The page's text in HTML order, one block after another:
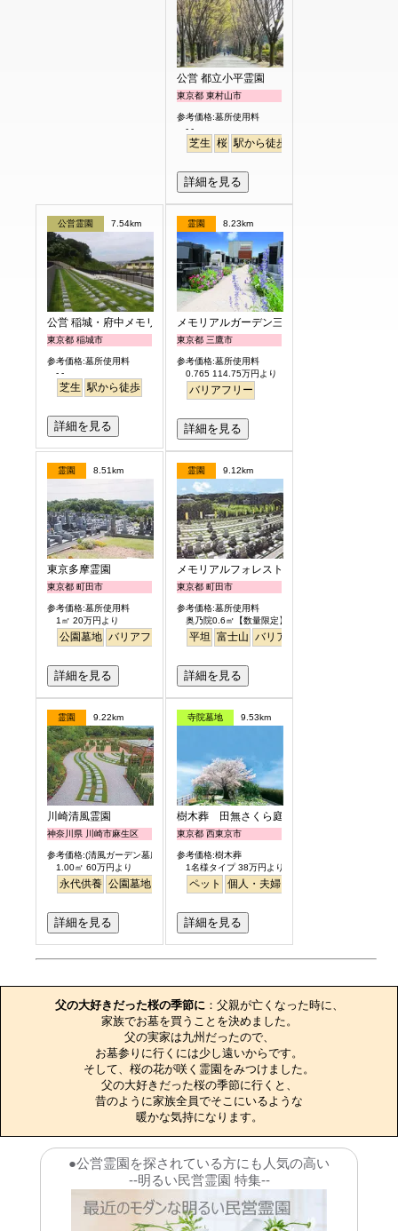
公営 都立小平霊園
東京都 東村山市
参考価格:墓所使用料
- -
芝生 桜 駅から徒歩
詳細を見る
公営霊園 7.54km
公営 稲城・府中メモリアルパーク
東京都 稲城市
参考価格:墓所使用料
- -
芝生 駅から徒歩
詳細を見る
霊園 8.23km
メモリアルガーデン三鷹
東京都 三鷹市
参考価格:墓所使用料
0.765 114.75万円より
バリアフリー
詳細を見る
霊園 8.51km
東京多摩霊園
東京都 町田市
参考価格:墓所使用料
1㎡ 20万円より
公園墓地 バリアフリー
詳細を見る
霊園 9.12km
メモリアルフォレスト多摩
東京都 町田市
参考価格:墓所使用料
奥乃院0.6㎡【数量限定】 24万円より
平坦 富士山 バリアフリー
詳細を見る
霊園 9.22km
川崎清風霊園
神奈川県 川崎市麻生区
参考価格:(清風ガーデン墓所)
1.00㎡ 60万円より
永代供養 公園墓地 駅から徒歩
詳細を見る
寺院墓地 9.53km
樹木葬 田無さくら庭園
東京都 西東京市
参考価格:樹木葬
1名様タイプ 38万円より
ペット 個人・夫婦
詳細を見る
父の大好きだった桜の季節に ：父親が亡くなった時に、
家族でお墓を買うことを決めました。
父の実家は九州だったので、
お墓参りに行くには少し遠いからです。
そして、桜の花が咲く霊園をみつけました。
父の大好きだった桜の季節に行くと、
昔のように家族全員でそこにいるような
暖かな気持になります。
●公営霊園を探されている方にも人気の高い
--明るい民営霊園 特集--